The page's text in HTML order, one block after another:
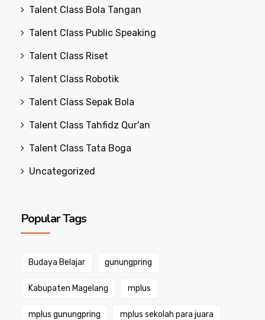
Talent Class Bola Tangan
Talent Class Public Speaking
Talent Class Riset
Talent Class Robotik
Talent Class Sepak Bola
Talent Class Tahfidz Qur'an
Talent Class Tata Boga
Uncategorized
Popular Tags
Budaya Belajar gunungpring
Kabupaten Magelang mplus
mplus gunungpring mplus sekolah para juara